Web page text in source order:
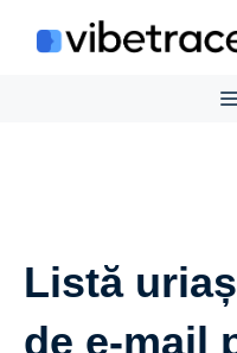
Listă
de e-mail